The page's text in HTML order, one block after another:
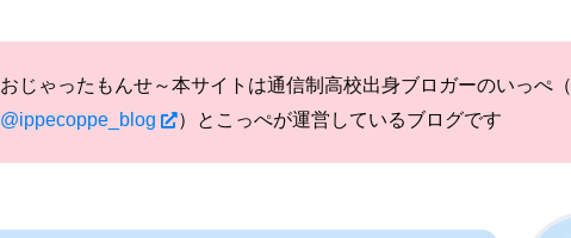
おじゃったもんせ～本サイトは通信制高校出身ブロガーのいっぺ（
@ippecoppe_blog
）とこっぺが運営しているブログです